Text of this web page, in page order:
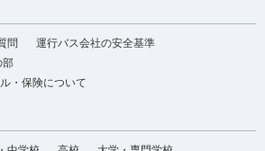
問
運行バス会社の安全基準
部
・保険について